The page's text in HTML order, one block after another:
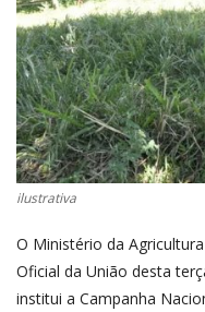
ilustrativa
O Ministério da
Oficial da União desta
institui a Campanha